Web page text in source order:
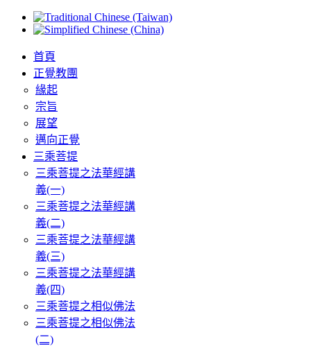
首頁
正覺教團
緣起
宗旨
展望
邁向正覺
三乘菩提
三乘菩提之法華經講
義(一)
三乘菩提之法華經講
義(二)
三乘菩提之法華經講
義(三)
三乘菩提之法華經講
義(四)
三乘菩提之相似佛法
三乘菩提之相似佛法
(二)